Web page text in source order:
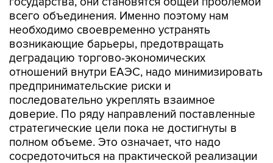
всего объединения. Именно поэтому нам
необходимо своевременно устранять
возникающие барьеры, предотвращать
деградацию торгово-экономических
отношений внутри ЕАЭС, надо минимизировать
предпринимательские риски и
последовательно укреплять взаимное
доверие. По ряду направлений поставленные
стратегические цели пока не достигнуты в
полном объеме. Это означает, что надо
сосредоточиться на практической реализации